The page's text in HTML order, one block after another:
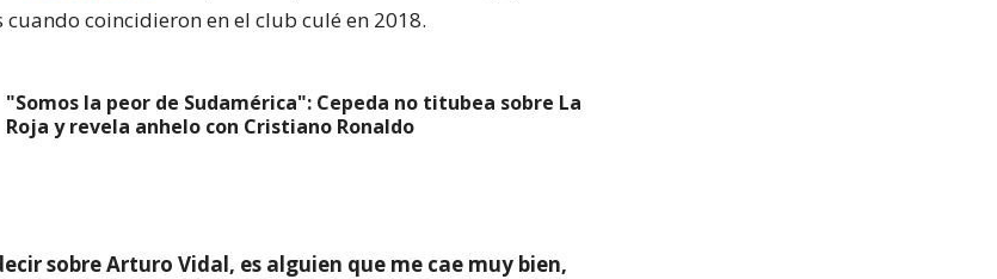
cuando coincidieron en el club culé en 2018.
"Somos la peor de Sudamérica": Cepeda no titubea sobre La
Roja y revela anhelo con Cristiano Ronaldo
sobre Arturo Vidal, es alguien que me cae muy bien,